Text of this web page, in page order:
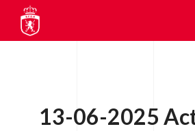
13-06-2025